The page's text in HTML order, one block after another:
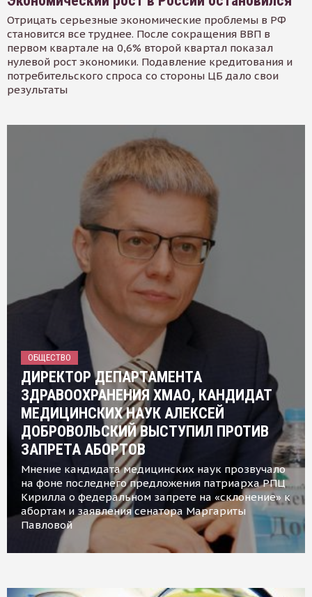
Отрицать серьезные экономические проблемы в РФ
становится все труднее. После сокращения ВВП в
первом квартале на 0,6% второй квартал показал
нулевой рост экономики. Подавление кредитования и
потребительского спроса со стороны ЦБ дало свои
результаты
ОБЩЕСТВО
ДИРЕКТОР ДЕПАРТАМЕНТА
ЗДРАВООХРАНЕНИЯ ХМАО, КАНДИДАТ
МЕДИЦИНСКИХ НАУК АЛЕКСЕЙ
ДОБРОВОЛЬСКИЙ ВЫСТУПИЛ ПРОТИВ
ЗАПРЕТА АБОРТОВ
Мнение кандидата медицинских наук прозвучало
на фоне последнего предложения патриарха РПЦ
Кирилла о федеральном запрете на «склонение» к
абортам и заявления сенатора Маргариты
Павловой